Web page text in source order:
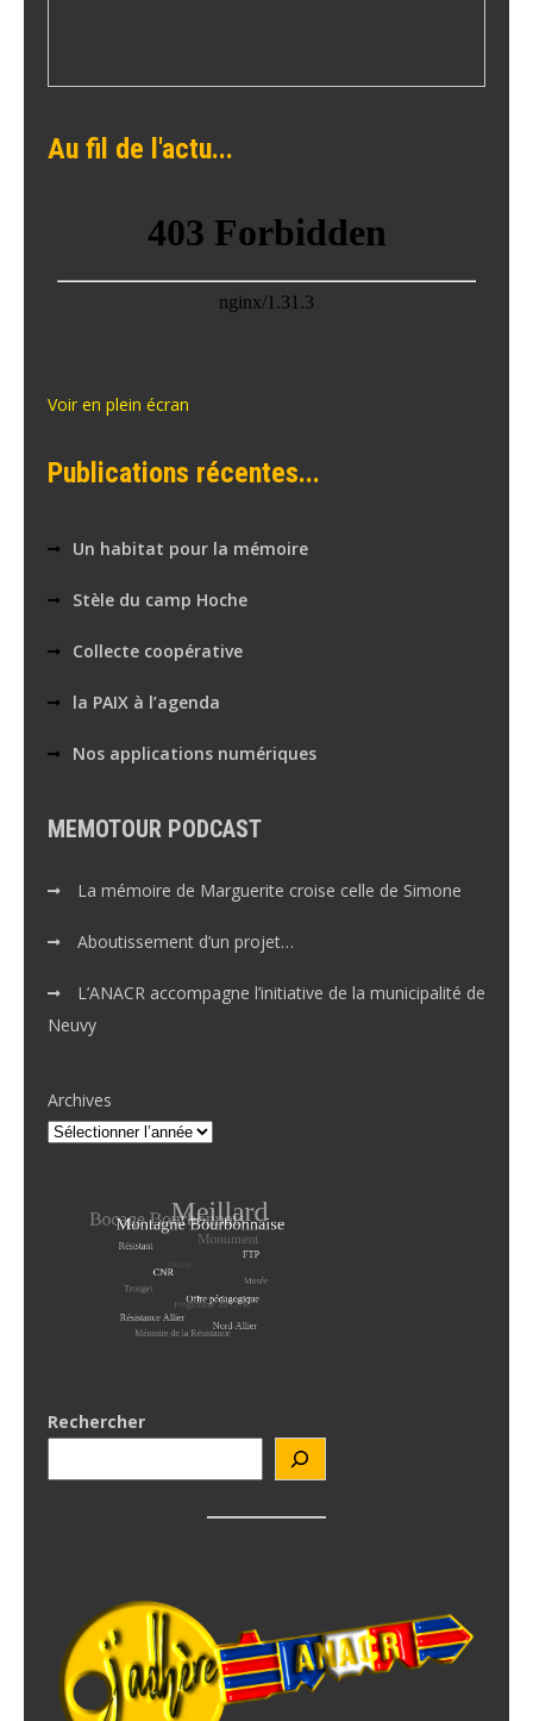
Au fil de l'actu...
Voir en plein écran
Publications récentes...
Un habitat pour la mémoire
Stèle du camp Hoche
Collecte coopérative
la PAIX à l’agenda
Nos applications numériques
MEMOTOUR PODCAST
La mémoire de Marguerite croise celle de Simone
Aboutissement d’un projet…
L’ANACR accompagne l’initiative de la municipalité de
Neuvy
Archives
Rechercher